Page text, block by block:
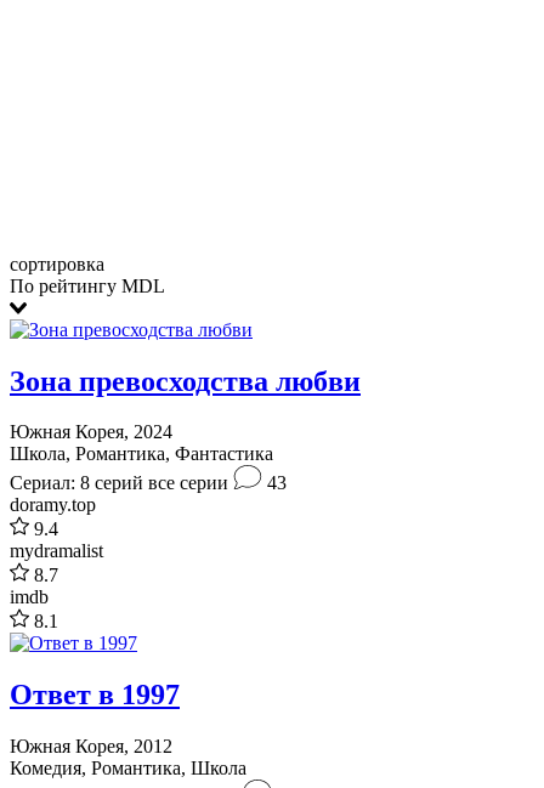
сортировка
По рейтингу MDL
Зона превосходства любви
Южная Корея, 2024
Школа, Романтика, Фантастика
Сериал: 8 серий все серии
43
doramy.top
9.4
mydramalist
8.7
imdb
8.1
Ответ в 1997
Южная Корея, 2012
Комедия, Романтика, Школа